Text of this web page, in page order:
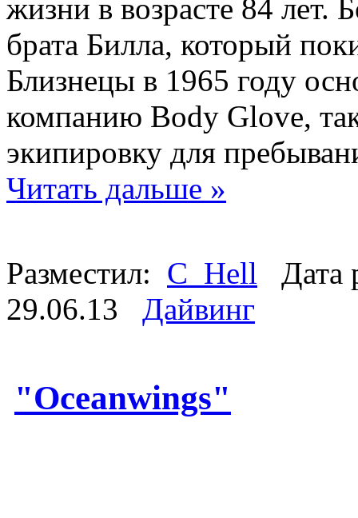
жизни в возрасте 84 лет.
брата Билла, который
Близнецы в 1965 году
компанию Body Glove,
экипировку для
Читать дальше »
Разместил: C_Hell Дата
29.06.13 Дайвинг
"Oceanwings"